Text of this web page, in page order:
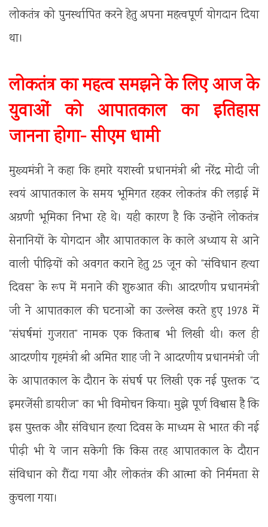
लोकतंत्र को पुनर्स्थापित करने हेतु अपना महत्वपूर्ण योगदान दिया
था।
लोकतंत्र का महत्व समझने के लिए आज के
युवाओं को आपातकाल का इतिहास
जानना होगा- सीएम धामी
मुख्यमंत्री ने कहा कि हमारे यशस्वी प्रधानमंत्री श्री नरेंद्र मोदी जी
स्वयं आपातकाल के समय भूमिगत रहकर लोकतंत्र की लड़ाई में
अग्रणी भूमिका निभा रहे थे। यही कारण है कि उन्होंने लोकतंत्र
सेनानियों के योगदान और आपातकाल के काले अध्याय से आने
वाली पीढ़ियों को अवगत कराने हेतु 25 जून को “संविधान हत्या
दिवस” के रूप में मनाने की शुरुआत की। आदरणीय प्रधानमंत्री
जी ने आपातकाल की घटनाओं का उल्लेख करते हुए 1978 में
“संघर्षमां गुजरात” नामक एक किताब भी लिखी थी। कल ही
आदरणीय गृहमंत्री श्री अमित शाह जी ने आदरणीय प्रधानमंत्री जी
के आपातकाल के दौरान के संघर्ष पर लिखी एक नई पुस्तक “द
इमरजेंसी डायरीज” का भी विमोचन किया। मुझे पूर्ण विश्वास है कि
इस पुस्तक और संविधान हत्या दिवस के माध्यम से भारत की नई
पीढ़ी भी ये जान सकेगी कि किस तरह आपातकाल के दौरान
संविधान को रौंदा गया और लोकतंत्र की आत्मा को निर्ममता से
कुचला गया।